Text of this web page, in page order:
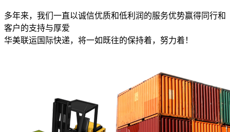
多年来，我们一直以诚信优质和低利润的服务优势赢得同行和
客户的支持与厚爱
华美联运国际快递，将一如既往的保持着，努力着！